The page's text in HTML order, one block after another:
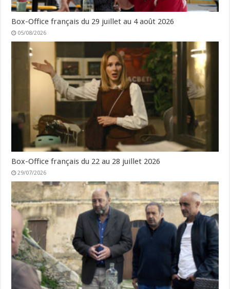
Box-Office français du 29 juillet au 4 août 2026
05/08/2026
Box-Office français du 22 au 28 juillet 2026
29/07/2026